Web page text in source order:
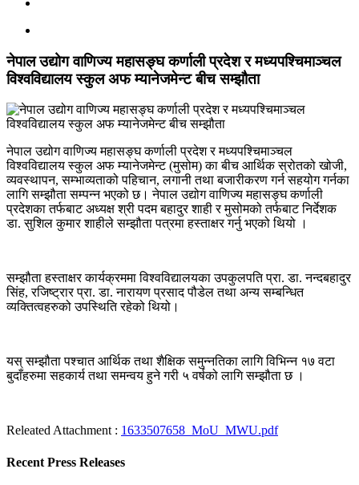
नेपाल उद्योग वाणिज्य महासङ्घ कर्णाली प्रदेश र मध्यपश्चिमाञ्चल
विश्वविद्यालय स्कुल अफ म्यानेजमेन्ट बीच सम्झौता
नेपाल उद्योग वाणिज्य महासङ्घ कर्णाली प्रदेश र मध्यपश्चिमाञ्चल
विश्वविद्यालय स्कुल अफ म्यानेजमेन्ट (मुसोम) का बीच आर्थिक स्रोतको खोजी,
व्यवस्थापन, सम्भाव्यताको पहिचान, लगानी तथा बजारीकरण गर्न सहयोग गर्नका
लागि सम्झौता सम्पन्न भएको छ। नेपाल उद्योग वाणिज्य महासङ्घ कर्णाली
प्रदेशका तर्फबाट अध्यक्ष श्री पदम बहादुर शाही र मुसोमको तर्फबाट निर्देशक
डा. सुशिल कुमार शाहीले सम्झौता पत्रमा हस्ताक्षर गर्नु भएको थियो ।
सम्झौता हस्ताक्षर कार्यक्रममा विश्वविद्यालयका उपकुलपति प्रा. डा. नन्दबहादुर
सिंह, रजिष्ट्रार प्रा. डा. नारायण प्रसाद पौडेल तथा अन्य सम्बन्धित
व्यक्तित्वहरुको उपस्थिति रहेको थियो।
यस् सम्झौता पश्चात आर्थिक तथा शैक्षिक समुन्नतिका लागि विभिन्न १७ वटा
बुदाँहरुमा सहकार्य तथा समन्वय हुने गरी ५ वर्षको लागि सम्झौता छ ।
Releated Attachment : 1633507658_MoU_MWU.pdf
Recent Press Releases